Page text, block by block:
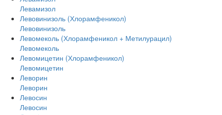
Левамизол
Левовинизоль (Хлорамфеникол)
Левовинизоль
Левомеколь (Хлорамфеникол + Метилурацил)
Левомеколь
Левомицетин (Хлорамфеникол)
Левомицетин
Леворин
Леворин
Левосин
Левосин